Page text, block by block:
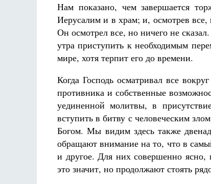
Нам показано, чем завершается
Иерусалим и в храм; и, осмотрев
Он осмотрел все, но ничего не
утра приступить к необходимым
мире, хотя терпит его до времени.
Когда Господь осматривал все
противника и собственные
уединенной молитвы, в
вступить в битву с человеческим
Богом. Мы видим здесь также
обращают внимание на то, что в
и другое. Для них совершенно ясно,
это значит, но продолжают стоять
Разлуки не будет
Фредерика де Грааф